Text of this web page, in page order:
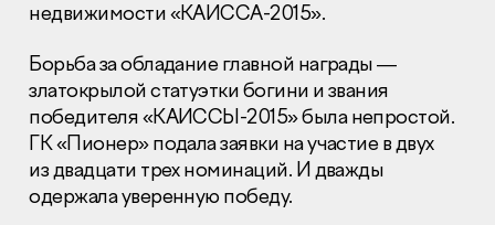
недвижимости «КАИССА-2015».
Борьба за обладание главной награды —
златокрылой статуэтки богини и звания
победителя «КАИССЫ-2015» была непростой.
ГК «Пионер» подала заявки на участие в двух
из двадцати трех номинаций. И дважды
одержала уверенную победу.